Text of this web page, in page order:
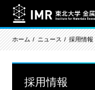
ホーム ニュース 採用情報
採用情報